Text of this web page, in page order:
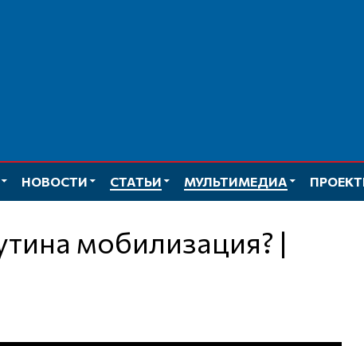
НОВОСТИ СТАТЬИ МУЛЬТИМЕДИА